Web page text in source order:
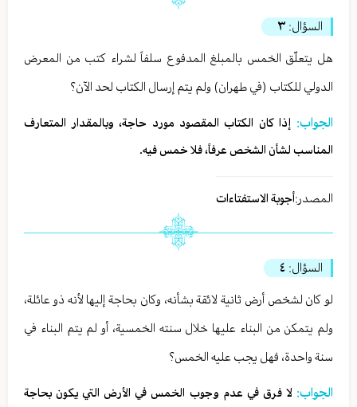
السؤال: ٣
هل يتعلّق الخمس بالمبلغ المدفوع سلفاً لشراء كتب من المعرض
الدولي للكتاب (في طهران) ولم يتم إرسال الكتاب لحد الآن؟
الجواب: إذا كان الكتاب المقصود مورد حاجة، وبالمقدار المتعارف
المناسب لشأن الشخص عرفاً، فلا خمس فيه.
المصدر:أجوبة الاستفتاءات
السؤال: ٤
لو كان لشخص أرض ثانية لائقة بشأنه، وكان بحاجة إليها لأنه ذو عائلة،
ولم يتمكن من البناء عليها خلال سنته الخمسية، أو لم يتم البناء في
سنة واحدة، فهل يجب عليه الخمس؟
الجواب: لا فرق في عدم وجوب الخمس في الأرض التي يكون بحاجة